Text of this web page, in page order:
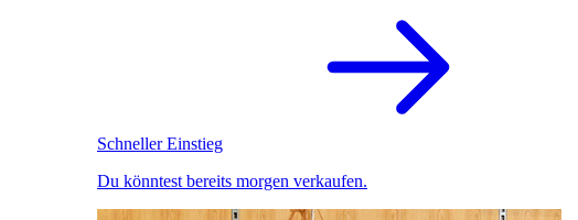
Schneller Einstieg
Du könntest bereits morgen verkaufen.